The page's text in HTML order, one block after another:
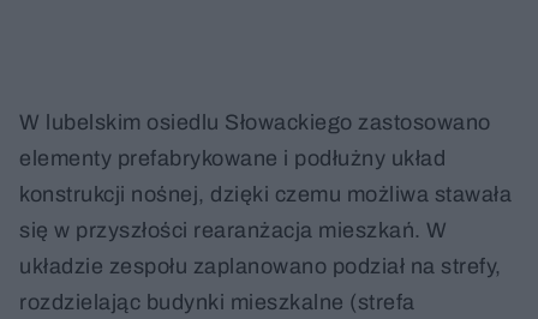
W lubelskim osiedlu Słowackiego zastosowano
elementy prefabrykowane i podłużny układ
konstrukcji nośnej, dzięki czemu możliwa stawała
się w przyszłości rearanżacja mieszkań. W
układzie zespołu zaplanowano podział na strefy,
rozdzielając budynki mieszkalne (strefa